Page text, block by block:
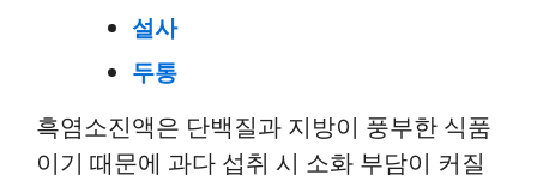
설사
두통
흑염소진액은 단백질과 지방이 풍부한 식품
이기 때문에 과다 섭취 시 소화 부담이 커질